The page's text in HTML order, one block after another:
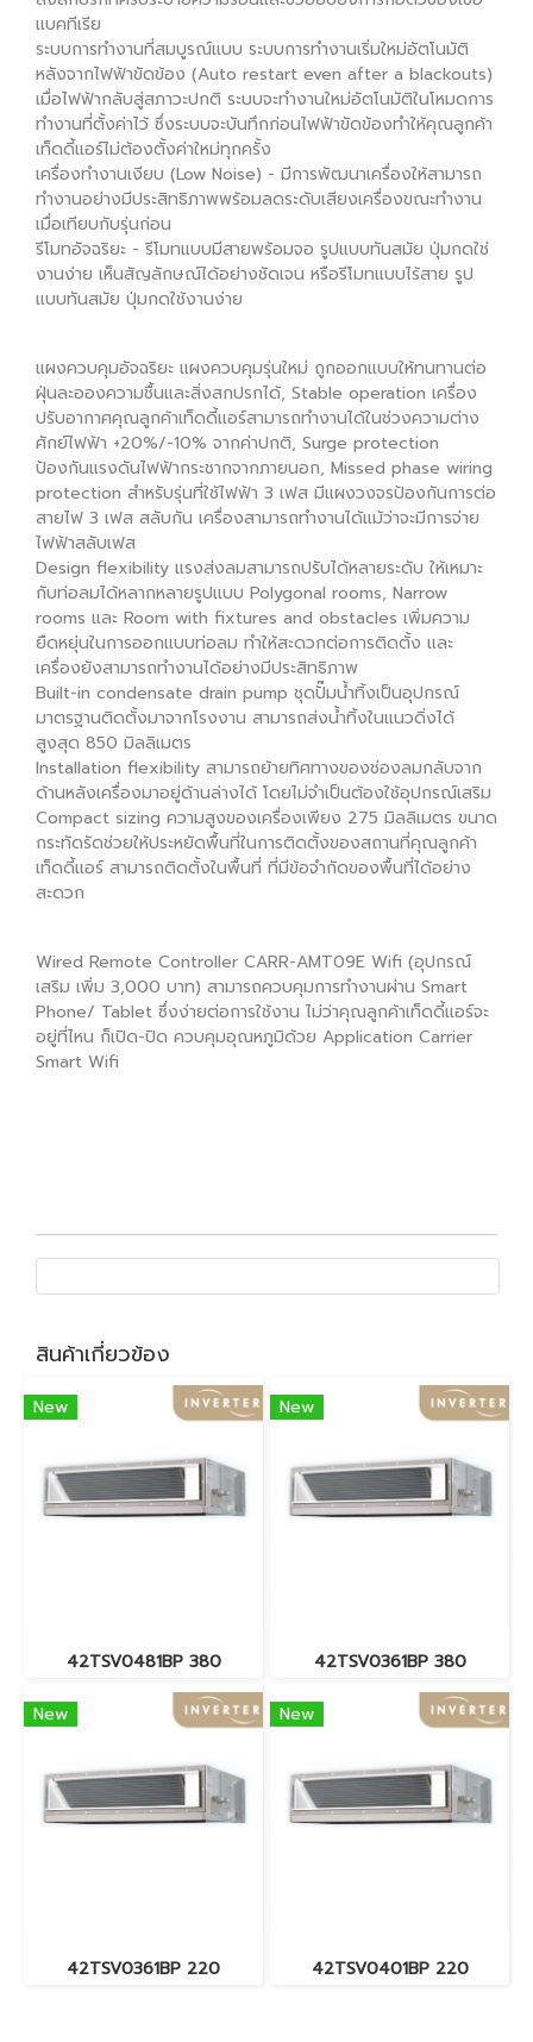
แบคทีเรีย
ระบบการทำงานที่สมบูรณ์แบบ ระบบการทำงานเริ่มใหม่อัตโนมัติ
หลังจากไฟฟ้าขัดข้อง (Auto restart even after a blackouts)
เมื่อไฟฟ้ากลับสู่สภาวะปกติ ระบบจะทำงานใหม่อัตโนมัติในโหมดการ
ทำงานที่ตั้งค่าไว้ ซึ่งระบบจะบันทึกก่อนไฟฟ้าขัดข้องทำให้คุณลูกค้า
เท็ดดี้แอร์ไม่ต้องตั้งค่าใหม่ทุกครั้ง
เครื่องทำงานเงียบ (Low Noise) - มีการพัฒนาเครื่องให้สามารถ
ทำงานอย่างมีประสิทธิภาพพร้อมลดระดับเสียงเครื่องขณะทำงาน
เมื่อเทียบกับรุ่นก่อน
รีโมทอัจฉริยะ - รีโมทแบบมีสายพร้อมจอ รูปแบบทันสมัย ปุ่มกดใช่
งานง่าย เห็นสัญลักษณ์ได้อย่างชัดเจน หรือรีโมทแบบไร้สาย รูป
แบบทันสมัย ปุ่มกดใช้งานง่าย
แผงควบคุมอัจฉริยะ แผงควบคุมรุ่นใหม่ ถูกออกแบบให้ทนทานต่อ
ฝุ่นละอองความชื้นและสิ่งสกปรกได้, Stable operation เครื่อง
ปรับอากาศคุณลูกค้าเท็ดดี้แอร์สามารถทำงานได้ในช่วงความต่าง
ศักย์ไฟฟ้า +20%/-10% จากค่าปกติ, Surge protection
ป้องกันแรงดันไฟฟ้ากระชากจากภายนอก, Missed phase wiring
protection สำหรับรุ่นที่ใช้ไฟฟ้า 3 เฟส มีแผงวงจรป้องกันการต่อ
สายไฟ 3 เฟส สลับกัน เครื่องสามารถทำงานได้แม้ว่าจะมีการจ่าย
ไฟฟ้าสลับเฟส
Design flexibility แรงส่งลมสามารถปรับได้หลายระดับ ให้เหมาะ
กับท่อลมได้หลากหลายรูปแบบ Polygonal rooms, Narrow
rooms และ Room with fixtures and obstacles เพิ่มความ
ยืดหยุ่นในการออกแบบท่อลม ทำให้สะดวกต่อการติดตั้ง และ
เครื่องยังสามารถทำงานได้อย่างมีประสิทธิภาพ
Built-in condensate drain pump ชุดปั๊มน้ำทิ้งเป็นอุปกรณ์
มาตรฐานติดตั้งมาจากโรงงาน สามารถส่งน้ำทิ้งในแนวดิ่งได้
สูงสุด 850 มิลลิเมตร
Installation flexibility สามารถย้ายทิศทางของช่องลมกลับจาก
ด้านหลังเครื่องมาอยู่ด้านล่างได้ โดยไม่จำเป็นต้องใช้อุปกรณ์เสริม
Compact sizing ความสูงของเครื่องเพียง 275 มิลลิเมตร ขนาด
กระทัดรัดช่วยให้ประหยัดพื้นที่ในการติดตั้งของสถานที่คุณลูกค้า
เท็ดดี้แอร์ สามารถติดตั้งในพื้นที่ ที่มีข้อจำกัดของพื้นที่ได้อย่าง
สะดวก
Wired Remote Controller CARR-AMT09E Wifi (อุปกรณ์
เสริม เพิ่ม 3,000 บาท) สามารถควบคุมการทำงานผ่าน Smart
Phone/ Tablet ซึ่งง่ายต่อการใช้งาน ไม่ว่าคุณลูกค้าเท็ดดี้แอร์จะ
อยู่ที่ไหน ก็เปิด-ปิด ควบคุมอุณหภูมิด้วย Application Carrier
Smart Wifi
สินค้าเกี่ยวข้อง
New
42TSV0481BP 380
New
42TSV0361BP 380
New
42TSV0361BP 220
New
42TSV0401BP 220